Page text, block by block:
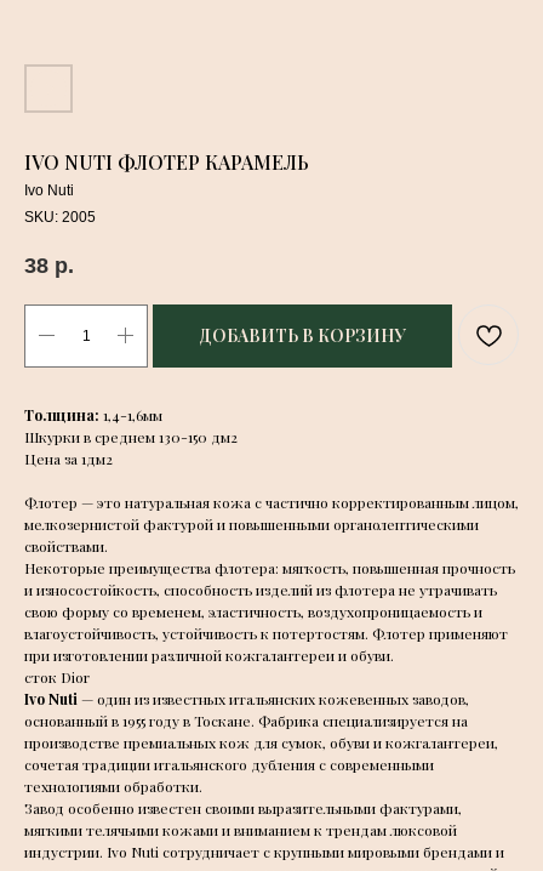
IVO NUTI ФЛОТЕР КАРАМЕЛЬ
Ivo Nuti
SKU: 2005
38 р.
ДОБАВИТЬ В КОРЗИНУ
Толщина: 1,4-1,6мм
Шкурки в среднем 130-150 дм2
Цена за 1дм2
Флотер — это натуральная кожа с частично корректированным лицом,
мелкозернистой фактуройи повышенными органолептическими
свойствами.
Некоторые преимущества флотера: мягкость, повышенная прочность
и износостойкость, способность изделий из флотера не утрачивать
свою форму со временем, эластичность, воздухопроницаемость и
влагоустойчивость, устойчивость к потертостям. Флотер применяют
при изготовлении различной кожгалантереи и обуви.
сток Dior
Ivo Nuti — один из известных итальянских кожевенных заводов,
основанный в 1955 году в Тоскане. Фабрика специализируется на
производстве премиальных кож для сумок, обуви и кожгалантереи,
сочетая традиции итальянского дубления с современными
технологиями обработки.
Завод особенно известен своими выразительными фактурами,
мягкими телячьими кожами и вниманием к трендам люксовой
индустрии. Ivo Nuti сотрудничает с крупными мировыми брендами и